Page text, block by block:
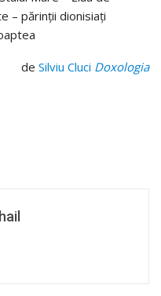
– părinţii dionisiaţi
de Silviu Cluci Doxologia